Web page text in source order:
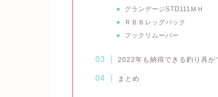
グランデージSTD111ＭＨ
ＲＢＢレッグバック
フックリムーバー
2022年も納得できる釣り具
まとめ